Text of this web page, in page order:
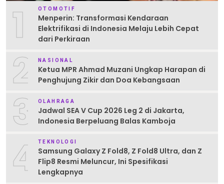
1 OTOMOTIF
Menperin: Transformasi Kendaraan
Elektrifikasi di Indonesia Melaju Lebih Cepat
dari Perkiraan
2 NASIONAL
Ketua MPR Ahmad Muzani Ungkap Harapan di
Penghujung Zikir dan Doa Kebangsaan
3 OLAHRAGA
Jadwal SEA V Cup 2026 Leg 2 di Jakarta,
Indonesia Berpeluang Balas Kamboja
4 TEKNOLOGI
Samsung Galaxy Z Fold8, Z Fold8 Ultra, dan Z
Flip8 Resmi Meluncur, Ini Spesifikasi
Lengkapnya